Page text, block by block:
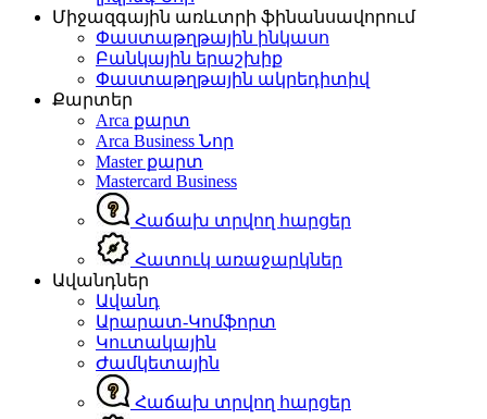
Միջազգային առևտրի ֆինանսավորում
Փաստաթղթային ինկասո
Բանկային երաշխիք
Փաստաթղթային ակրեդիտիվ
Քարտեր
Arca քարտ
Arca Business Նոր
Master քարտ
Mastercard Business
Հաճախ տրվող հարցեր
Հատուկ առաջարկներ
Ավանդներ
Ավանդ
Արարատ-Կոմֆորտ
Կուտակային
Ժամկետային
Հաճախ տրվող հարցեր